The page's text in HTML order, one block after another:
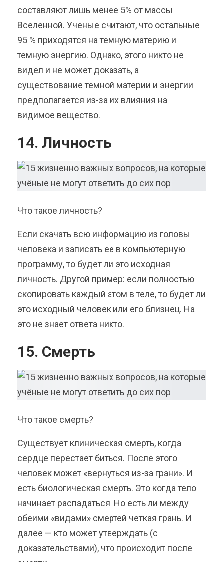
составляют лишь менее 5% от массы
Вселенной. Ученые считают, что остальные
95 % приходятся на темную материю и
темную энергию. Однако, этого никто не
видел и не может доказать, а
существование темной материи и энергии
предполагается из-за их влияния на
видимое вещество.
14. Личность
Что такое личность?
Если скачать всю информацию из головы
человека и записать ее в компьютерную
программу, то будет ли это исходная
личность. Другой пример: если полностью
скопировать каждый атом в теле, то будет ли
это исходный человек или его близнец. На
это не знает ответа никто.
15. Смерть
Что такое смерть?
Существует клиническая смерть, когда
сердце перестает биться. После этого
человек может «вернуться из-за грани». И
есть биологическая смерть. Это когда тело
начинает распадаться. Но есть ли между
обеими «видами» смертей четкая грань. И
далее — кто может утверждать (с
доказательствами), что происходит после